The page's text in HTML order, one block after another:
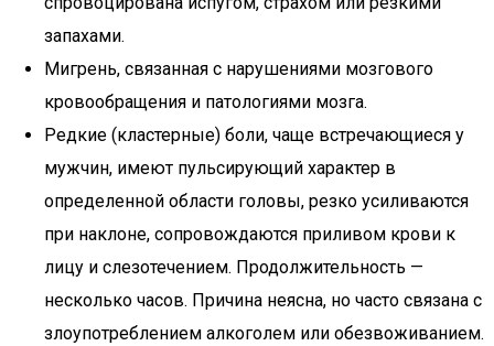
запахами.
Мигрень, связанная с нарушениями мозгового
кровообращения и патологиями мозга.
Редкие (кластерные) боли, чаще встречающиеся у
мужчин, имеют пульсирующий характер в
определенной области головы, резко усиливаются
при наклоне, сопровождаются приливом крови к
лицу и слезотечением. Продолжительность —
несколько часов. Причина неясна, но часто связана с
злоупотреблением алкоголем или обезвоживанием.